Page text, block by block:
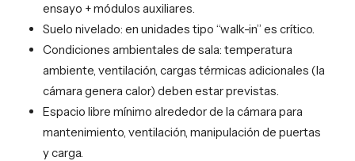
ensayo + módulos auxiliares.
Suelo nivelado: en unidades tipo “walk-in” es crítico.
Condiciones ambientales de sala: temperatura
ambiente, ventilación, cargas térmicas adicionales (la
cámara genera calor) deben estar previstas.
Espacio libre mínimo alrededor de la cámara para
mantenimiento, ventilación, manipulación de puertas
y carga.